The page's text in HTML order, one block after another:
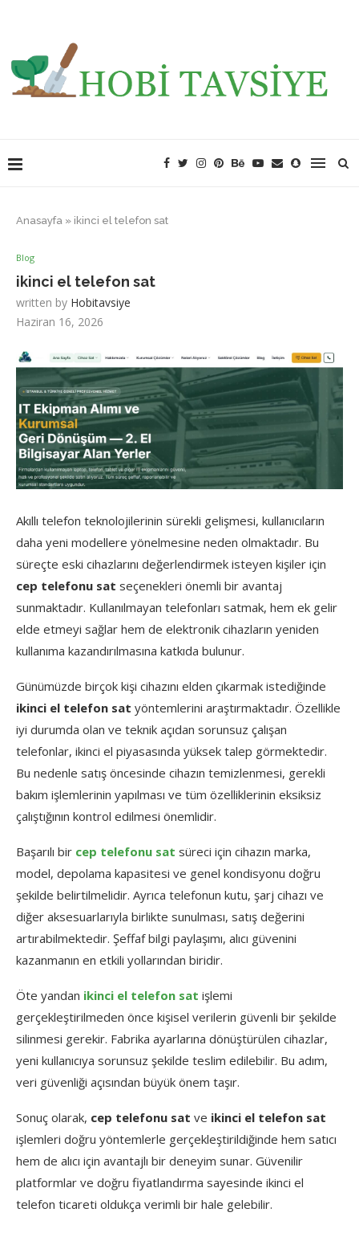
Anasayfa » ikinci el telefon sat
Blog
ikinci el telefon sat
written by Hobitavsiye
Haziran 16, 2026
Akıllı telefon teknolojilerinin sürekli gelişmesi, kullanıcıların
daha yeni modellere yönelmesine neden olmaktadır. Bu
süreçte eski cihazlarını değerlendirmek isteyen kişiler için
cep telefonu sat seçenekleri önemli bir avantaj
sunmaktadır. Kullanılmayan telefonları satmak, hem ek gelir
elde etmeyi sağlar hem de elektronik cihazların yeniden
kullanıma kazandırılmasına katkıda bulunur.
Günümüzde birçok kişi cihazını elden çıkarmak istediğinde
ikinci el telefon sat yöntemlerini araştırmaktadır. Özellikle
iyi durumda olan ve teknik açıdan sorunsuz çalışan
telefonlar, ikinci el piyasasında yüksek talep görmektedir.
Bu nedenle satış öncesinde cihazın temizlenmesi, gerekli
bakım işlemlerinin yapılması ve tüm özelliklerinin eksiksiz
çalıştığının kontrol edilmesi önemlidir.
Başarılı bir cep telefonu sat süreci için cihazın marka,
model, depolama kapasitesi ve genel kondisyonu doğru
şekilde belirtilmelidir. Ayrıca telefonun kutu, şarj cihazı ve
diğer aksesuarlarıyla birlikte sunulması, satış değerini
artırabilmektedir. Şeffaf bilgi paylaşımı, alıcı güvenini
kazanmanın en etkili yollarından biridir.
Öte yandan ikinci el telefon sat işlemi
gerçekleştirilmeden önce kişisel verilerin güvenli bir şekilde
silinmesi gerekir. Fabrika ayarlarına dönüştürülen cihazlar,
yeni kullanıcıya sorunsuz şekilde teslim edilebilir. Bu adım,
veri güvenliği açısından büyük önem taşır.
Sonuç olarak, cep telefonu sat ve ikinci el telefon sat
işlemleri doğru yöntemlerle gerçekleştirildiğinde hem satıcı
hem de alıcı için avantajlı bir deneyim sunar. Güvenilir
platformlar ve doğru fiyatlandırma sayesinde ikinci el
telefon ticareti oldukça verimli bir hale gelebilir.